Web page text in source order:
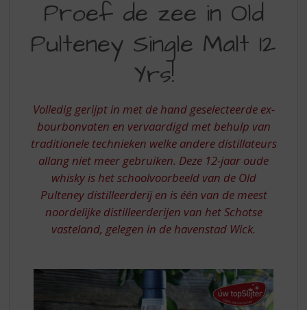
DE
ZEE
PULTENEY
SINGLE
MALT
12
YRS
Proef de zee in Old
Pulteney Single Malt 12
Yrs!
Volledig gerijpt in met de hand geselecteerde ex-
bourbonvaten en vervaardigd met behulp van
traditionele technieken welke andere distillateurs
allang niet meer gebruiken. Deze 12-jaar oude
whisky is het schoolvoorbeeld van de Old
Pulteney distilleerderij en is één van de meest
noordelijke distilleerderijen van het Schotse
vasteland, gelegen in de havenstad Wick.